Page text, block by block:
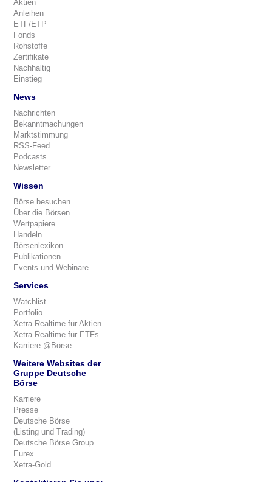
Aktien
Anleihen
ETF/ETP
Fonds
Rohstoffe
Zertifikate
Nachhaltig
Einstieg
News
Nachrichten
Bekanntmachungen
Marktstimmung
RSS-Feed
Podcasts
Newsletter
Wissen
Börse besuchen
Über die Börsen
Wertpapiere
Handeln
Börsenlexikon
Publikationen
Events und Webinare
Services
Watchlist
Portfolio
Xetra Realtime für Aktien
Xetra Realtime für ETFs
Karriere @Börse
Weitere Websites der
Gruppe Deutsche
Börse
Karriere
Presse
Deutsche Börse
(Listing und Trading)
Deutsche Börse Group
Eurex
Xetra-Gold